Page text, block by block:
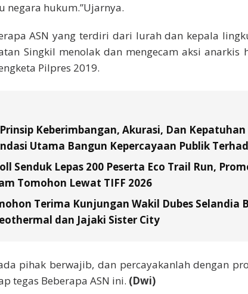
negara hukum.”Ujarnya.
ASN yang terdiri dari lurah dan kepala
Singkil menolak dan mengecam aksi anarkis
Pilpres 2019.
Keberimbangan, Akurasi, Dan
Utama Bangun Kepercayaan Publik
Senduk Lepas 200 Peserta Eco Trail Run,
Tomohon Lewat TIFF 2026
Terima Kunjungan Wakil Dubes Selandia
dan Jajaki Sister City
pihak berwajib, dan percayakanlah dengan
tegas Beberapa ASN ini. (Dwi)